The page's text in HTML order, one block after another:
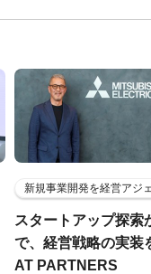
新規事業開発を経営アジ
スタートアップ探索
で、経営戦略の実装
AT PARTNERS